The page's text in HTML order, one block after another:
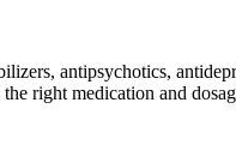
antipsychotics,
right medication and